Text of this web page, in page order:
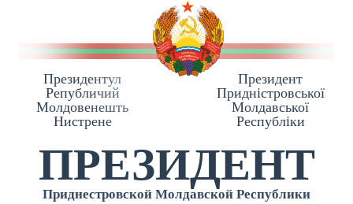
Президентул
Републичий
Молдовенешть
Нистрене
Президент
Приднiстровської
Молдавської
Республiки
ПРЕЗИДЕНТ
Приднестровской Молдавской Республики